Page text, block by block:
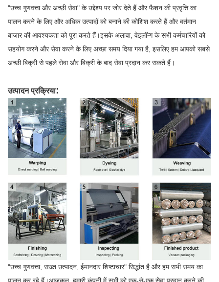
"उच्च गुणवत्ता और अच्छी सेवा" के उद्देश्य पर जोर देते हैं और फैशन की प्रवृत्ति का
पालन करने के लिए और अधिक उत्पादों को बनाने की कोशिश करते हैं और वर्तमान
बाजार की आवश्यकता को पूरा करते हैं।इसके अलावा, वेइलॉन्ग के सभी कर्मचारियों को
सहयोग करने और सेवा करने के लिए अच्छा समय दिया गया है, इसलिए हम आपको सबसे
अच्छी बिक्री से पहले सेवा और बिक्री के बाद सेवा प्रदान कर सकते हैं।
उत्पादन प्रक्रिया:
"उच्च गुणवत्ता, सख्त उत्पादन, ईमानदार शिष्टाचार" सिद्धांत है और हम सभी समय का